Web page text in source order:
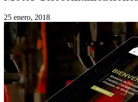
25 enero, 2018